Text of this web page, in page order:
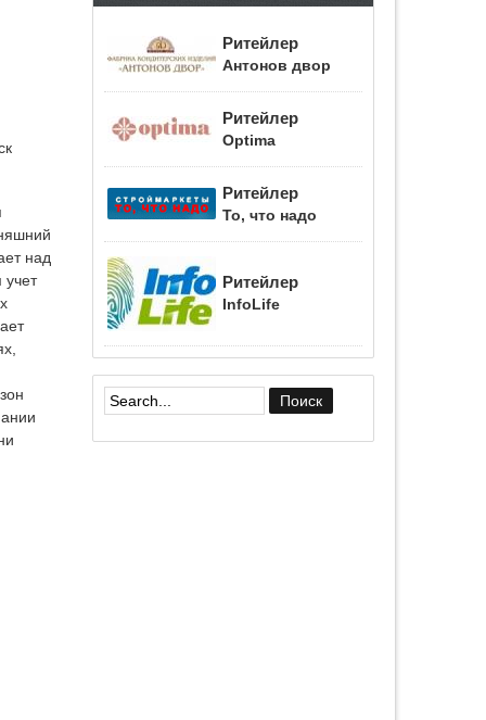
над
учет
Ритейлер
Антонов двор
Ритейлер
Optima
Ритейлер
То, что надо
Ритейлер
InfoLife
Форма поиска